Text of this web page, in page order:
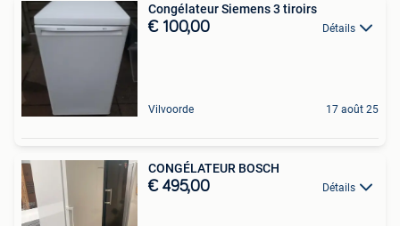
Congélateur Siemens 3 tiroirs
€ 100,00 Détails
Vilvoorde 17 août 25
CONGÉLATEUR BOSCH
€ 495,00 Détails